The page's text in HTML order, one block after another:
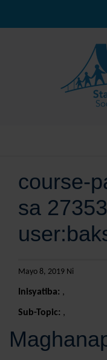
course-
sa
Mayo 8, 2019 Ni
Inisyatiba: ,
Sub-Topic: ,